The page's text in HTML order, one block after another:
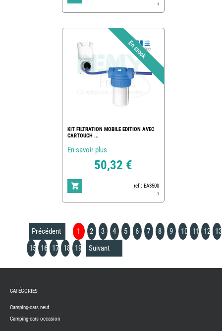
1
KIT FILTRATION MOBILE EDITION AVEC
CARTOUCH ...
En savoir plus
50,32 €
ref : EA3500
1
Précédent 1 2 3 4 5 6 7 8 9 10 11 12
13
15
16 17 18 19 Suivant
CAMPING-
NEUFS
CAMPING-
CATÉGORIES
Camping-cars neuf
Camping-cars occasion